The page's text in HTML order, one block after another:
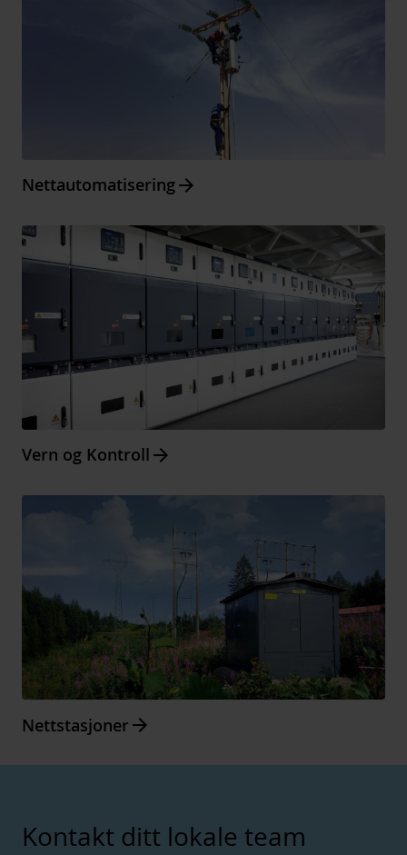
NettautomatiseringArrow_forward
Vern og Kontroll Arrow_forward
Nettstasjoner Arrow_forward
Kontakt ditt lokale team